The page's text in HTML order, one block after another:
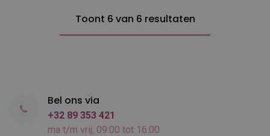
Toont 6 van 6 resultaten
Bel ons via
+32 89 353 421
ma t/m vrij, 09:00 tot 16:00